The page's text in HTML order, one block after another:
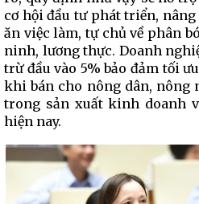
cơ hội đầu tư phát triển,
ăn việc làm, tự chủ về phân
ninh, lương thực. Doanh
trừ đầu vào 5% bảo đảm tối
khi bán cho nông dân, nông
trong sản xuất kinh doanh
hiện nay.